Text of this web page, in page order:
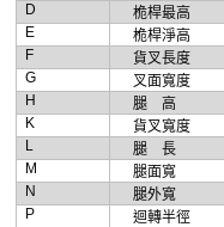
D
桅桿最高
E
桅桿淨高
F
貨叉長度
G
叉面寬度
H
腿
高
K
貨叉寬度
L
腿
長
M
腿面寬
N
腿外寬
P
迴轉半徑